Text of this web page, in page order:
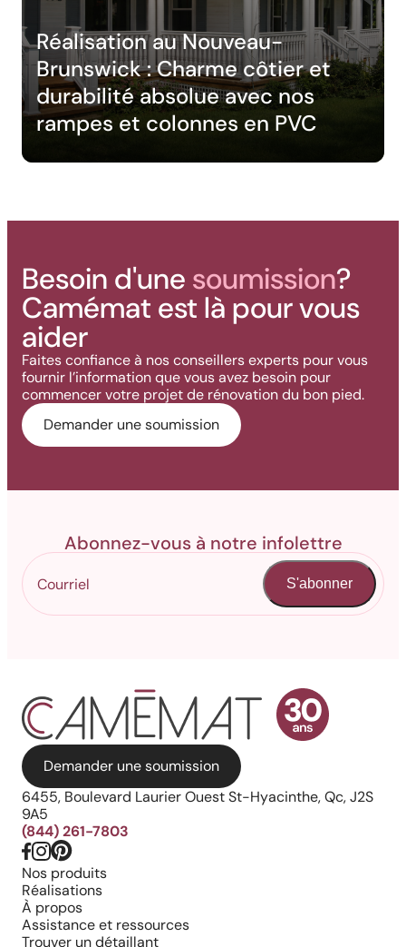
Réalisation au Nouveau-
Brunswick : Charme côtier et
durabilité absolue avec nos
rampes et colonnes en PVC
Besoin d'une soumission?
Camémat est là pour vous
aider
Faites confiance à nos conseillers experts pour vous
fournir l’information que vous avez besoin pour
commencer votre projet de rénovation du bon pied.
Demander une soumission
Abonnez-vous à notre infolettre
S'abonner
Demander une soumission
6455, Boulevard Laurier Ouest St-Hyacinthe, Qc, J2S
9A5
(844) 261-7803
Nos produits
Réalisations
À propos
Assistance et ressources
Trouver un détaillant